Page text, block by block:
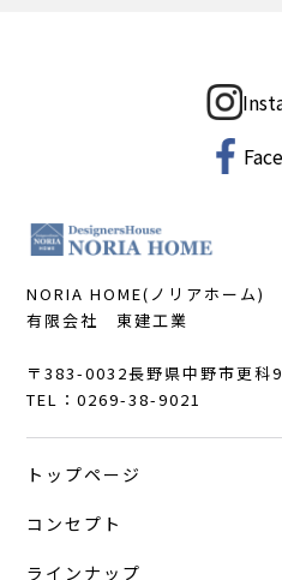
NORIA HOME(ノリアホーム)
有限会社 東建工業
〒383-0032長野県中野市更科
TEL：0269-38-9021
トップページ
コンセプト
ラインナップ